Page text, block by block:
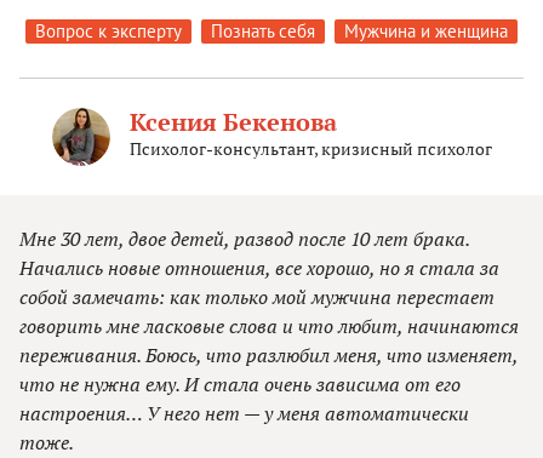
Вопрос к эксперту Познать себя Мужчина и женщина
Ксения Бекенова
Психолог-консультант, кризисный психолог
Мне 30 лет, двое детей, развод после 10 лет брака.
Начались новые отношения, все хорошо, но я стала за
собой замечать: как только мой мужчина перестает
говорить мне ласковые слова и что любит, начинаются
переживания. Боюсь, что разлюбил меня, что изменяет,
что не нужна ему. И стала очень зависима от его
настроения… У него нет — у меня автоматически
тоже.